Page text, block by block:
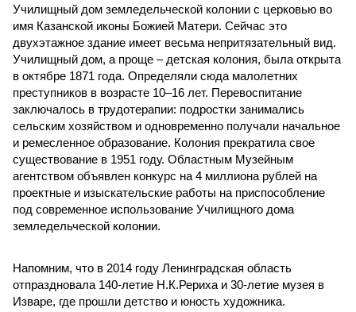
Училищный дом земледельческой колонии с церковью во
имя Казанской иконы Божией Матери. Сейчас это
двухэтажное здание имеет весьма непритязательный вид.
Училищный дом, а проще – детская колония, была открыта
в октябре 1871 года. Определяли сюда малолетних
преступников в возрасте 10–16 лет. Перевоспитание
заключалось в трудотерапии: подростки занимались
сельским хозяйством и одновременно получали начальное
и ремесленное образование. Колония прекратила свое
существование в 1951 году. Областным Музейным
агентством объявлен конкурс на 4 миллиона рублей на
проектные и изыскательские работы на приспособление
под современное использование Училищного дома
земледельческой колонии.
Напомним, что в 2014 году Ленинградская область
отпраздновала 140-летие Н.К.Рериха и 30-летие музея в
Изваре, где прошли детство и юность художника.